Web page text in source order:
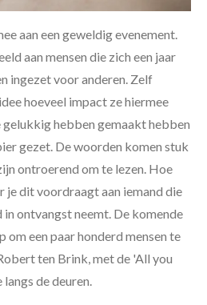
aan een geweldig evenement.
aan mensen die zich een jaar
ingezet voor anderen. Zelf
hoeveel impact ze hiermee
gelukkig hebben gemaakt hebben
gezet. De woorden komen stuk
ontroerend om te lezen. Hoe
je dit voordraagt aan iemand die
ontvangst neemt. De komende
om een paar honderd mensen te
ten Brink, met de 'All you
langs de deuren.